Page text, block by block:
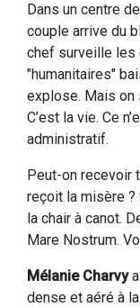
Dans un centre
couple arrive du
chef surveille les
"humanitaires"
explose. Mais on
C’est la vie. Ce
administratif.
Peut-on recevoir
reçoit la misère ?
la chair à canot.
Mare Nostrum.
Mélanie Charvya
dense et aéré à